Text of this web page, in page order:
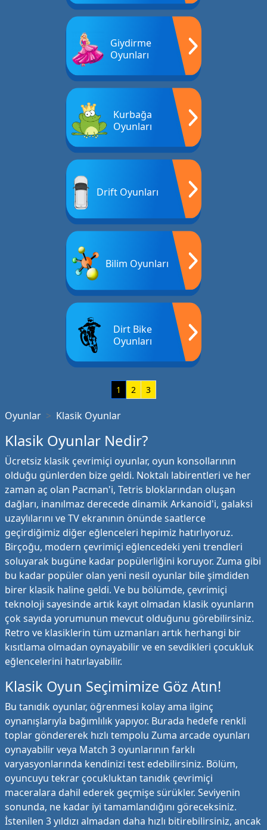
Giydirme
Oyunları
Kurbağa
Oyunları
Drift Oyunları
Bilim Oyunları
Dirt Bike
Oyunları
1 2 3
Oyunlar Klasik Oyunlar
Klasik Oyunlar Nedir?
Ücretsiz klasik çevrimiçi oyunlar, oyun konsollarının
olduğu günlerden bize geldi. Noktalı labirentleri ve her
zaman aç olan Pacman'i, Tetris bloklarından oluşan
dağları, inanılmaz derecede dinamik Arkanoid'i, galaksi
uzaylılarını ve TV ekranının önünde saatlerce
geçirdiğimiz diğer eğlenceleri hepimiz hatırlıyoruz.
Birçoğu, modern çevrimiçi eğlencedeki yeni trendleri
soluyarak bugüne kadar popülerliğini koruyor. Zuma gibi
bu kadar popüler olan yeni nesil oyunlar bile şimdiden
birer klasik haline geldi. Ve bu bölümde, çevrimiçi
teknoloji sayesinde artık kayıt olmadan klasik oyunların
çok sayıda yorumunun mevcut olduğunu görebilirsiniz.
Retro ve klasiklerin tüm uzmanları artık herhangi bir
kısıtlama olmadan oynayabilir ve en sevdikleri çocukluk
eğlencelerini hatırlayabilir.
Klasik Oyun Seçimimize Göz Atın!
Bu tanıdık oyunlar, öğrenmesi kolay ama ilginç
oynanışlarıyla bağımlılık yapıyor. Burada hedefe renkli
toplar göndererek hızlı tempolu Zuma arcade oyunları
oynayabilir veya Match 3 oyunlarının farklı
varyasyonlarında kendinizi test edebilirsiniz. Bölüm,
oyuncuyu tekrar çocukluktan tanıdık çevrimiçi
maceralara dahil ederek geçmişe sürükler. Seviyenin
sonunda, ne kadar iyi tamamlandığını göreceksiniz.
İstenilen 3 yıldızı almadan daha hızlı bitirebilirsiniz, ancak